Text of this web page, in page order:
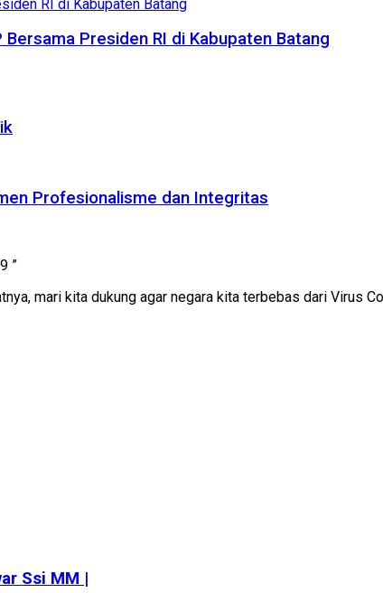
Presiden RI di Kabupaten Batang
Profesionalisme dan Integritas
”
mari kita dukung agar negara kita terbebas dari Virus
Ssi MM |